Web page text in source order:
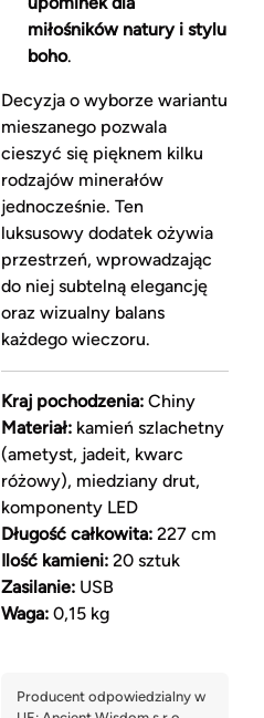
miłośników natury i stylu
boho.
Decyzja o wyborze wariantu
mieszanego pozwala
cieszyć się pięknem kilku
rodzajów minerałów
jednocześnie. Ten
luksusowy dodatek ożywia
przestrzeń, wprowadzając
do niej subtelną elegancję
oraz wizualny balans
każdego wieczoru.
Kraj pochodzenia:Chiny
Materiał:kamień szlachetny
(ametyst, jadeit, kwarc
różowy), miedziany drut,
komponenty LED
Długość całkowita:227 cm
Ilość kamieni:20 sztuk
Zasilanie:USB
Waga:0,15 kg